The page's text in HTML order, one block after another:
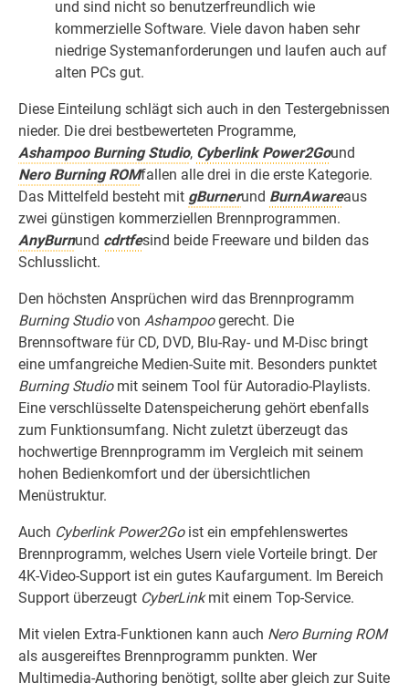
und sind nicht so benutzerfreundlich wie
kommerzielle Software. Viele davon haben sehr
niedrige Systemanforderungen und laufen auch auf
alten PCs gut.
Diese Einteilung schlägt sich auch in den Testergebnissen
nieder. Die drei bestbewerteten Programme,
Ashampoo Burning Studio, Cyberlink Power2Gound
Nero Burning ROMfallen alle drei in die erste Kategorie.
Das Mittelfeld besteht mit gBurnerund BurnAwareaus
zwei günstigen kommerziellen Brennprogrammen.
AnyBurnund cdrtfesind beide Freeware und bilden das
Schlusslicht.
Den höchsten Ansprüchen wird das Brennprogramm
Burning Studiovon Ashampoogerecht. Die
Brennsoftware für CD, DVD, Blu-Ray- und M-Disc bringt
eine umfangreiche Medien-Suite mit. Besonders punktet
Burning Studiomit seinem Tool für Autoradio-Playlists.
Eine verschlüsselte Datenspeicherung gehört ebenfalls
zum Funktionsumfang. Nicht zuletzt überzeugt das
hochwertige Brennprogramm im Vergleich mit seinem
hohen Bedienkomfort und der übersichtlichen
Menüstruktur.
Auch Cyberlink Power2Goist ein empfehlenswertes
Brennprogramm, welches Usern viele Vorteile bringt. Der
4K-Video-Support ist ein gutes Kaufargument. Im Bereich
Support überzeugt CyberLinkmit einem Top-Service.
Mit vielen Extra-Funktionen kann auch Nero Burning ROM
als ausgereiftes Brennprogramm punkten. Wer
Multimedia-Authoring benötigt, sollte aber gleich zur Suite